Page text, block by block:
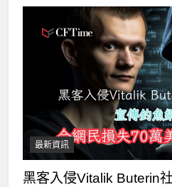
最新資訊
黑客入侵Vitalik Buterin